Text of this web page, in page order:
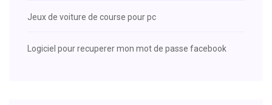
Jeux de voiture de course pour pc
Logiciel pour recuperer mon mot de passe facebook